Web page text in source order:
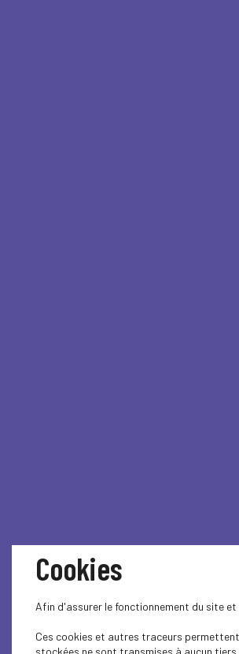
Cookies
Afin d'assurer le fonctionnement du site
Ces cookies et autres traceurs
stockées ne sont transmises à aucun